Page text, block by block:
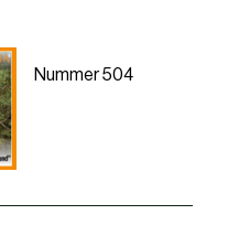
Nummer 504